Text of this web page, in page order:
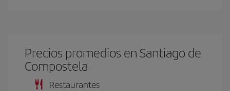
Precios promedios en Santiago de
Compostela
Restaurantes